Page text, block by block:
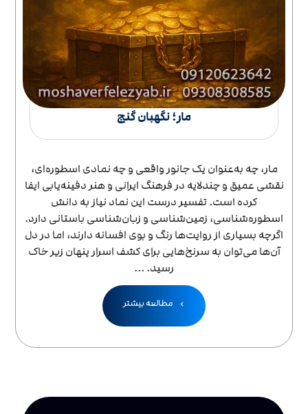
مار؛ نگهبان گنج
مار، چه به‌عنوان یک جانور واقعی و چه نمادی اسطوره‌ای،
نقشی عمیق و چندلایه در فرهنگ ایرانی و هنر دفینه‌یابی ایفا
کرده است. تفسیر درست این نماد نیاز به دانش
اسطوره‌شناسی، زمین‌شناسی و زبان‌شناسی باستانی دارد.
اگرچه بسیاری از روایت‌ها رنگ و بوی افسانه دارند، اما در دل
آن‌ها می‌توان به سرنخ‌هایی برای کشف اسرار پنهان زیر خاک
رسید. ...
مطالعه بیشتر